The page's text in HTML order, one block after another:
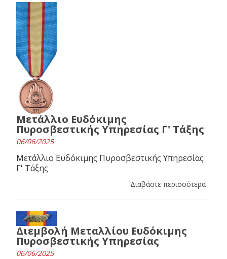
Μετάλλιο Ευδόκιμης
Πυροσβεστικής Υπηρεσίας Γ' Τάξης
06/06/2025
Μετάλλιο Ευδόκιμης Πυροσβεστικής Υπηρεσίας
Γ' Τάξης
Διαβάστε περισσότερα
Διεμβολή Μεταλλίου Ευδόκιμης
Πυροσβεστικής Υπηρεσίας
06/06/2025